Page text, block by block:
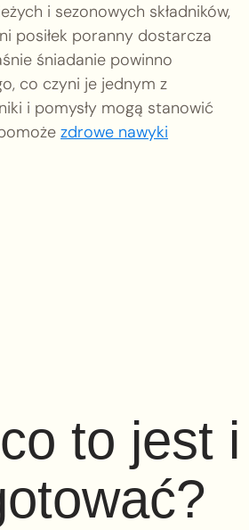
i sezonowych składników,
posiłek poranny dostarcza
śniadanie powinno
co czyni je jednym z
i pomysły mogą stanowić
zdrowe nawyki
to jest i